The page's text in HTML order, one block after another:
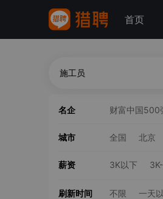
首页
名企 财富中国500
城市 全国 北京
薪资 3K以下
刷新时间 不限 一天